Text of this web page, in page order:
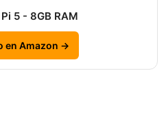
5 - 8GB RAM
en Amazon →